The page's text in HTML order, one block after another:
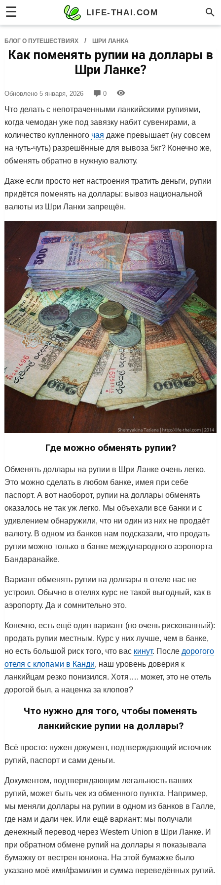
☰ LIFE-THAI.COM
БЛОГ О ПУТЕШЕСТВИЯХ / ШРИ ЛАНКА
Как поменять рупии на доллары в
Шри Ланке?
Обновлено 5 января, 2026 0
Что делать с непотраченными ланкийскими рупиями,
когда чемодан уже под завязку набит сувенирами, а
количество купленного чая даже превышает (ну совсем
на чуть-чуть) разрешённые для вывоза 5кг? Конечно же,
обменять обратно в нужную валюту.
Даже если просто нет настроения тратить деньги, рупии
придётся поменять на доллары: вывоз национальной
валюты из Шри Ланки запрещён.
Где можно обменять рупии?
Обменять доллары на рупии в Шри Ланке очень легко.
Это можно сделать в любом банке, имея при себе
паспорт. А вот наоборот, рупии на доллары обменять
оказалось не так уж легко. Мы объехали все банки и с
удивлением обнаружили, что ни один из них не продаёт
валюту. В одном из банков нам подсказали, что продать
рупии можно только в банке международного аэропорта
Бандаранайке.
Вариант обменять рупии на доллары в отеле нас не
устроил. Обычно в отелях курс не такой выгодный, как в
аэропорту. Да и сомнительно это.
Конечно, есть ещё один вариант (но очень рискованный):
продать рупии местным. Курс у них лучше, чем в банке,
но есть большой риск того, что вас кинут. После дорогого
отеля с клопами в Канди, наш уровень доверия к
ланкийцам резко понизился. Хотя…. может, это не отель
дорогой был, а наценка за клопов?
Что нужно для того, чтобы поменять
ланкийские рупии на доллары?
Всё просто: нужен документ, подтверждающий источник
рупий, паспорт и сами деньги.
Документом, подтверждающим легальность ваших
рупий, может быть чек из обменного пункта. Например,
мы меняли доллары на рупии в одном из банков в Галле,
где нам и дали чек. Или ещё вариант: мы получали
денежный перевод через Western Union в Шри Ланке. И
при обратном обмене рупий на доллары я показывала
бумажку от вестрен юниона. На этой бумажке было
указано моё имя/фамилия и сумма переведённых рупий.